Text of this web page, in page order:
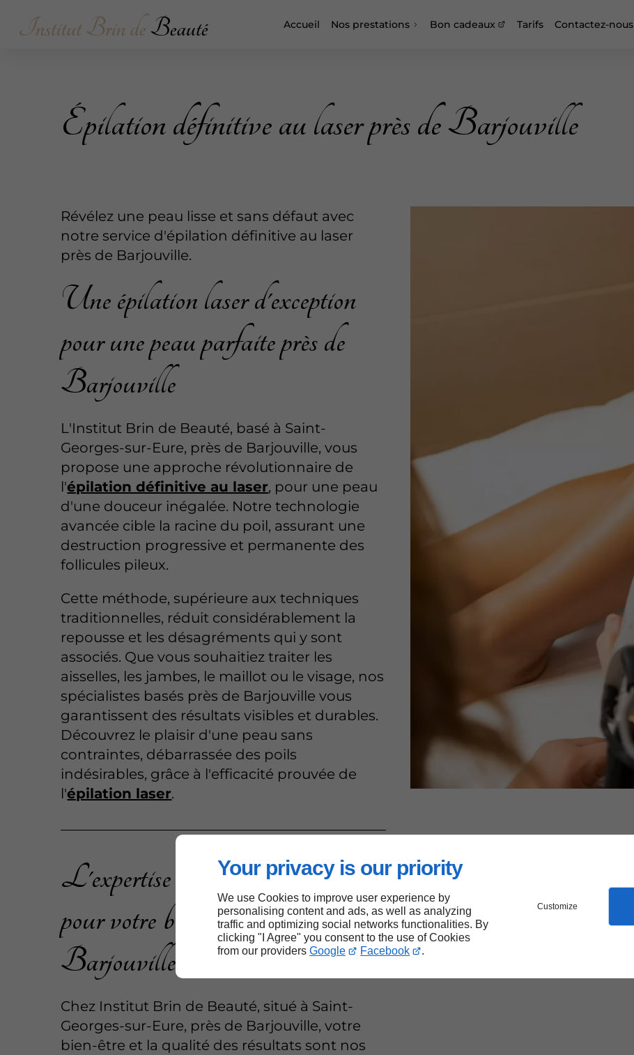
Your privacy is our priority
We use Cookies to improve user experience by
personalising content and ads, as well as analyzing
traffic and optimizing social networks functionalities. By
clicking "I Agree" you consent to the use of Cookies
from our providers Google Facebook .
Customize
Accueil Nos prestations Bon cadeaux Tarifs Contactez-nous
Épilation définitive au laser près de Barjouville
Révélez une peau lisse et sans défaut avec
notre service d'épilation définitive au laser
près de Barjouville.
Une épilation laser d'exception
pour une peau parfaite près de
Barjouville
L'Institut Brin de Beauté, basé à Saint-
Georges-sur-Eure, près de Barjouville, vous
propose une approche révolutionnaire de
l'épilation définitive au laser, pour une peau
d'une douceur inégalée. Notre technologie
avancée cible la racine du poil, assurant une
destruction progressive et permanente des
follicules pileux.
Cette méthode, supérieure aux techniques
traditionnelles, réduit considérablement la
repousse et les désagréments qui y sont
associés. Que vous souhaitiez traiter les
aisselles, les jambes, le maillot ou le visage, nos
spécialistes basés près de Barjouville vous
garantissent des résultats visibles et durables.
Découvrez le plaisir d'une peau sans
contraintes, débarrassée des poils
indésirables, grâce à l'efficacité prouvée de
l'épilation laser.
L'expertise en épilation définitive
pour votre bien-être près de
Barjouville
Chez Institut Brin de Beauté, situé à Saint-
Georges-sur-Eure, près de Barjouville, votre
bien-être et la qualité des résultats sont nos